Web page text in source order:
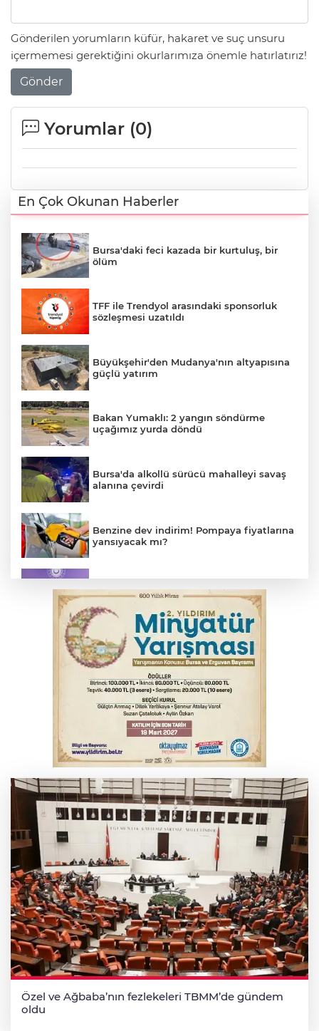
Gönderilen yorumların küfür, hakaret ve suç unsuru
içermemesi gerektiğini okurlarımıza önemle hatırlatırız!
Gönder
Yorumlar (0)
En Çok Okunan Haberler
Bursa'daki feci kazada bir kurtuluş, bir
ölüm
TFF ile Trendyol arasındaki sponsorluk
sözleşmesi uzatıldı
Büyükşehir'den Mudanya'nın altyapısına
güçlü yatırım
Bakan Yumaklı: 2 yangın söndürme
uçağımız yurda döndü
Bursa'da alkollü sürücü mahalleyi savaş
alanına çevirdi
Benzine dev indirim! Pompaya fiyatlarına
yansıyacak mı?
milletimize hayırlı olsun
Serbest piyasada döviz fiyatları
Osmangazi’de kaldırım işgaline geçit yok
Serbest piyasada altın fiyatları...
Özel ve Ağbaba’nın fezlekeleri TBMM’de gündem
oldu